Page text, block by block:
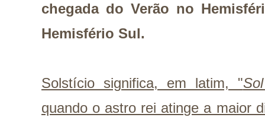
chegada do Verão no
Hemisfério Sul.
Solstício significa, em latim, "
quando o astro rei atinge a maior